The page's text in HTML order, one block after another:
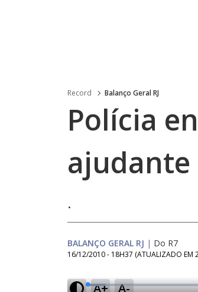
Record Balanço Geral RJ
Polícia
ajudante
.
BALANÇO GERAL RJ | Do R7
16/12/2010 - 18H37 (ATUALIZADO EM
A+ A-
L